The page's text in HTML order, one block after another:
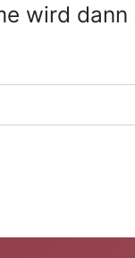
wird dann